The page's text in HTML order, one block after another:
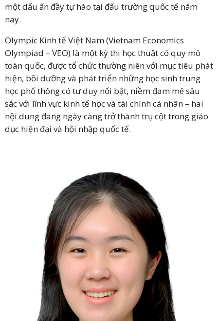
một dấu ấn đầy tự hào tại đấu trường quốc tế năm
nay.
Olympic Kinh tế Việt Nam (Vietnam Economics
Olympiad – VEO) là một kỳ thi học thuật có quy mô
toàn quốc, được tổ chức thường niên với mục tiêu phát
hiện, bồi dưỡng và phát triển những học sinh trung
học phổ thông có tư duy nổi bật, niềm đam mê sâu
sắc với lĩnh vực kinh tế học và tài chính cá nhân – hai
nội dung đang ngày càng trở thành trụ cột trong giáo
dục hiện đại và hội nhập quốc tế.